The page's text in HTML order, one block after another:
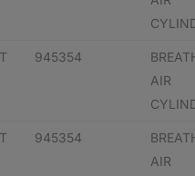
945354
AIR
945354
AIR